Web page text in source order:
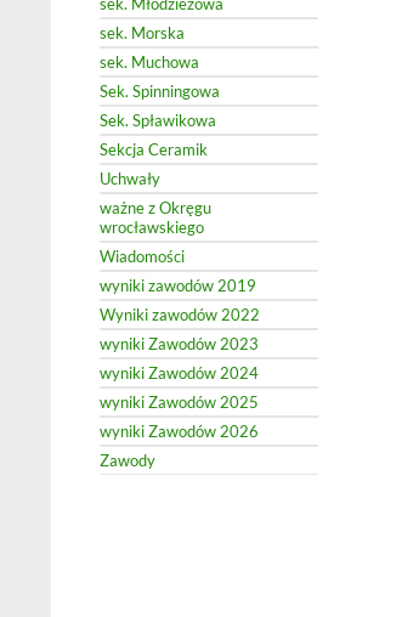
sek. Morska
sek. Muchowa
Sek. Spinningowa
Sek. Spławikowa
Sekcja Ceramik
Uchwały
ważne z Okręgu
wrocławskiego
Wiadomości
wyniki zawodów 2019
Wyniki zawodów 2022
wyniki Zawodów 2023
wyniki Zawodów 2024
wyniki Zawodów 2025
wyniki Zawodów 2026
Zawody